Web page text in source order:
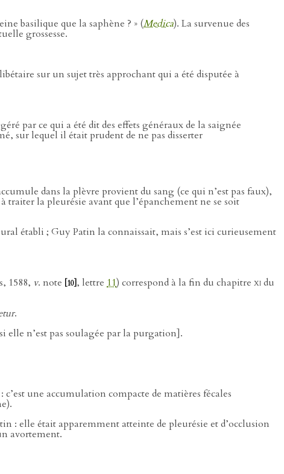
basilique que la saphène ? » (Medica). La survenue des
grossesse.
sur un sujet très approchant qui a été disputée à
par ce qui a été dit des effets généraux de la saignée
sur lequel il était prudent de ne pas disserter
dans la plèvre provient du sang (ce qui n’est pas faux),
traiter la pleurésie avant que l’épanchement ne se soit
établi ; Guy Patin la connaissait, mais s’est ici curieusement
1588, v. note [10] , lettre 11) correspond à la fin du chapitre xidu
.
elle n’est pas soulagée par la purgation].
une accumulation compacte de matières fécales
: elle était apparemment atteinte de pleurésie et d’occlusion
avortement.